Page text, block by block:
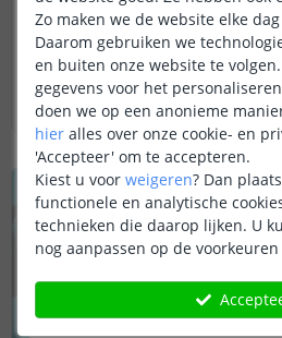
is geschikt voor uw ledstrip. In
zien hoe u de juiste voeding
waar u op moet letten en hoe u
belasting van uw ledstrip kunt
Lees verder
Zo maken we de website elke
Daarom gebruiken we
en buiten onze website te
gegevens voor het
doen we op een anonieme
hier alles over onze cookie- en
'Accepteer' om te accepteren.
Kiest u voor weigeren? Dan
functionele en analytische
technieken die daarop lijken. U
nog aanpassen op de